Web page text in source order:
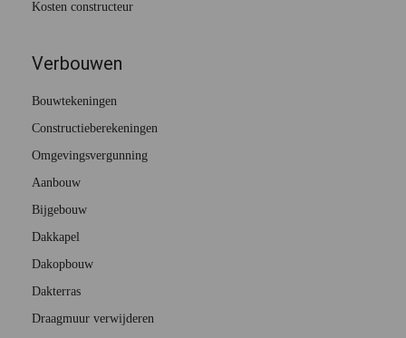
Kosten constructeur
Verbouwen
Bouwtekeningen
Constructieberekeningen
Omgevingsvergunning
Aanbouw
Bijgebouw
Dakkapel
Dakopbouw
Dakterras
Draagmuur verwijderen